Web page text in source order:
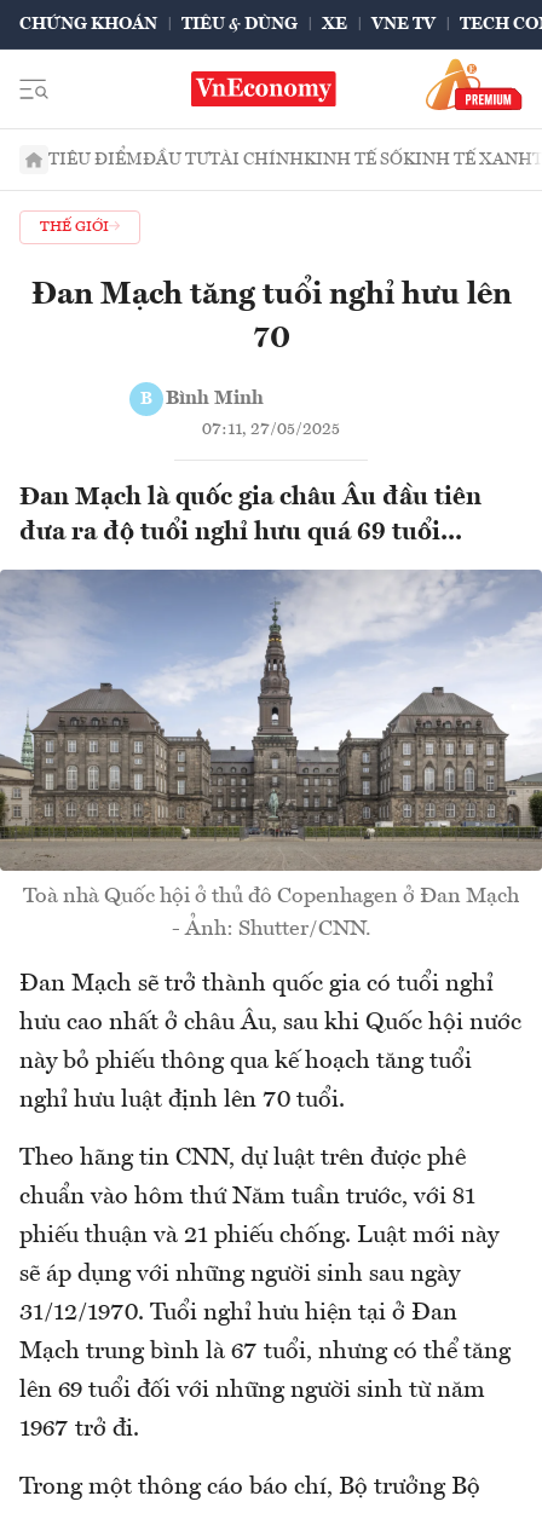
CHỨNG KHOÁN TIÊU & DÙNG XE VNE TV TECH
TIÊU ĐIỂMĐẦU TƯTÀI CHÍNHKINH TẾ SỐKINH TẾ XANH
THẾ GIỚI
Đan Mạch tăng tuổi nghỉ hưu lên
70
B Bình Minh
07:11, 27/05/2025
Đan Mạch là quốc gia châu Âu đầu tiên
đưa ra độ tuổi nghỉ hưu quá 69 tuổi...
Toà nhà Quốc hội ở thủ đô Copenhagen ở Đan Mạch
- Ảnh: Shutter/CNN.
Đan Mạch sẽ trở thành quốc gia có tuổi nghỉ
hưu cao nhất ở châu Âu, sau khi Quốc hội nước
này bỏ phiếu thông qua kế hoạch tăng tuổi
nghỉ hưu luật định lên 70 tuổi.
Theo hãng tin CNN, dự luật trên được phê
chuẩn vào hôm thứ Năm tuần trước, với 81
phiếu thuận và 21 phiếu chống. Luật mới này
sẽ áp dụng với những người sinh sau ngày
31/12/1970. Tuổi nghỉ hưu hiện tại ở Đan
Mạch trung bình là 67 tuổi, nhưng có thể tăng
lên 69 tuổi đối với những người sinh từ năm
1967 trở đi.
Trong một thông cáo báo chí, Bộ trưởng Bộ